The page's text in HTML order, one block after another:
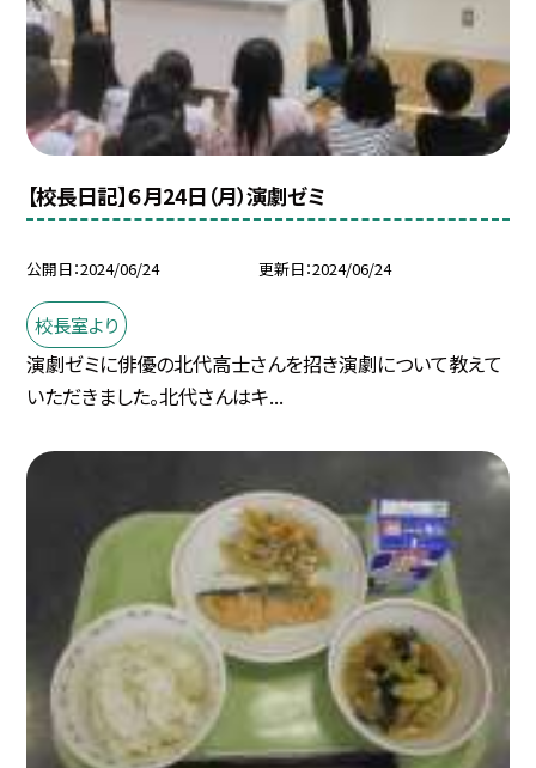
【校長日記】６月24日（月）演劇ゼミ
公開日 2024/06/24 更新日 2024/06/24
校長室より
演劇ゼミに俳優の北代高士さんを招き演劇について教えて
いただきました。北代さんはキ...